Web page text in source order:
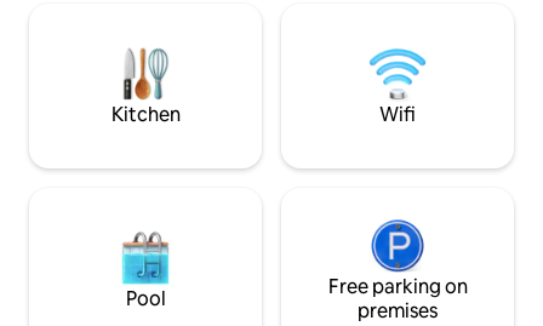
じですので、安心してご予約ください。
スーパーマーケットまでは徒歩約1分で、
滞在中のお買い物にも便利です。 【 間取
り・ベッド】 お部屋は約45㎡の2LDKタ
ブルベッド1台 * ベッドルームB：1.4m幅
ングとつなげることも、完全に閉めて独
立した寝室として利用することもできま
インでのセルフチェックインを採用して
also suitable for
apartment is in a
interesting
sophisticated
right next door,
unchanged since
don't you enjoy
were a local in
Kitchen Wifi
Pool
Free parking on
premises